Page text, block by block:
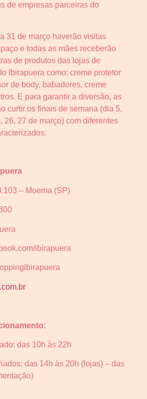
de empresas parceiras do
31 de março haverão visitas
e todas as mães receberão
de produtos das lojas de
Ibirapuera como: creme protetor
de body, babadores, creme
E para garantir a diversão, as
curtir os finais de semana (dia 5,
26, 27 de março) com diferentes
– Moema (SP)
ibirapuera
das 10h às 22h
das 14h às 20h (lojas) – das